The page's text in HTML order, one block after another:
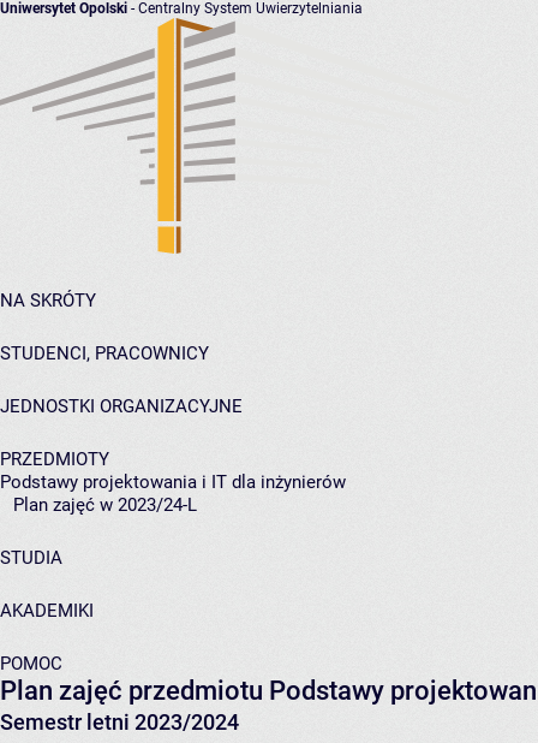
Uniwersytet Opolski - Centralny System Uwierzytelniania
NA SKRÓTY
STUDENCI, PRACOWNICY
JEDNOSTKI ORGANIZACYJNE
PRZEDMIOTY
Podstawy projektowania i IT dla inżynierów
Plan zajęć w 2023/24-L
STUDIA
AKADEMIKI
POMOC
Plan zajęć przedmiotu Podstawy
Semestr letni 2023/2024